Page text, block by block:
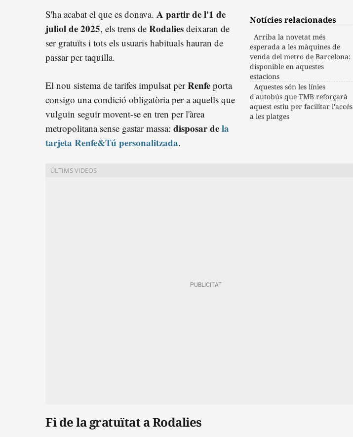
Notícies relacionades
Arriba la novetat més
esperada a les màquines de
venda del metro de Barcelona:
disponible en aquestes
estacions
Aquestes són les línies
d'autobús que TMB reforçarà
aquest estiu per facilitar l'accés
a les platges
S'ha acabat el que es donava. A partir de l'1 de
juliol de 2025, els trens de Rodalies deixaran de
ser gratuïts i tots els usuaris habituals hauran de
passar per taquilla.
El nou sistema de tarifes impulsat perRenfe porta
consigo una condició obligatòria per a aquells que
vulguin seguir movent-se en tren per l'àrea
metropolitana sense gastar massa: disposar dela
tarjeta Renfe&Tú personalitzada.
Fi de la gratuïtat a Rodalies